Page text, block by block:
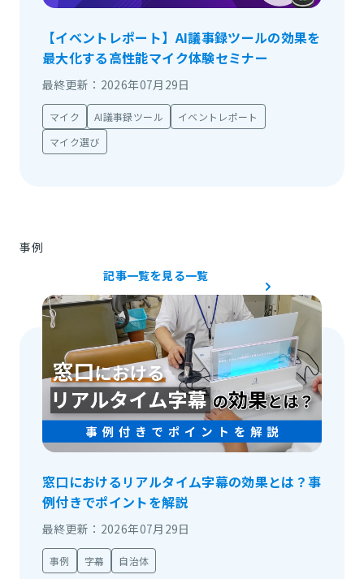
【イベントレポート】AI議事録ツールの効果を
最大化する高性能マイク体験セミナー
最終更新：2026年07月29日
マイク AI議事録ツール
イベントレポート
マイク選び
事例
記事一覧を見る一覧
窓口におけるリアルタイム字幕の効果とは？事
例付きでポイントを解説
最終更新：2026年07月29日
事例 字幕 自治体